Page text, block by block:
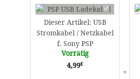
USB
Stromkabel
Netzkabel
Dieser Artikel: USB
Stromkabel / Netzkabel
f. Sony PSP
Vorrätig
4,99€